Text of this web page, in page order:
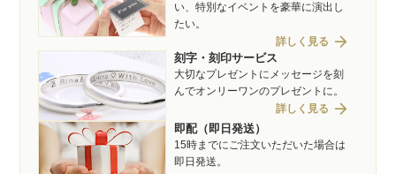
い、特別なイベントを豪華に演出し
たい。
詳しく見る arrow_forward
刻字・刻印サービス
大切なプレゼントにメッセージを刻
んでオンリーワンのプレゼントに。
詳しく見る arrow_forward
即配（即日発送）
15時までにご注文いただいた場合は
即日発送。